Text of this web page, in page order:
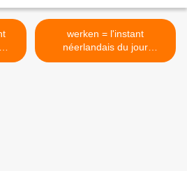
werken = l'instant
néerlandais du jour
(2024_01_26) >